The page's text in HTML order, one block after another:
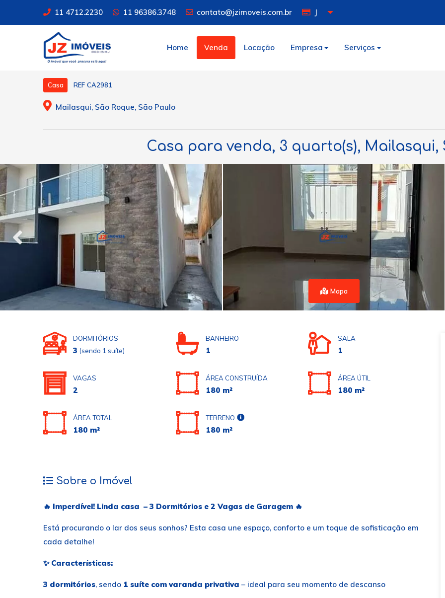
11 4712.2230 11 96386.3748 contato@jzimoveis.com.br J
Home Venda Locação Empresa Serviços
Casa REF CA2981
Mailasqui, São Roque, São Paulo
Casa para venda, 3 quarto(s), Mailasqui,
Mapa
DORMITÓRIOS
3 (sendo 1 suíte)
BANHEIRO
1
SALA
1
VAGAS
2
ÁREA CONSTRUÍDA
180 m²
ÁREA ÚTIL
180 m²
ÁREA TOTAL
180 m²
TERRENO
180 m²
Sobre o Imóvel
🔥 Imperdível! Linda casa – 3 Dormitórios e 2 Vagas de Garagem 🔥
Está procurando o lar dos seus sonhos? Esta casa une espaço, conforto e um toque de sofisticação em
cada detalhe!
✨ Características:
3 dormitórios, sendo 1 suíte com varanda privativa – ideal para seu momento de descanso